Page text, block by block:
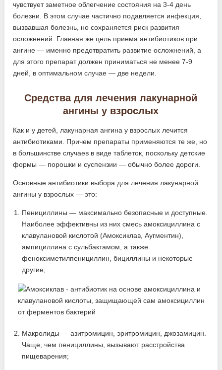
чувствует заметное облегчение состояния на 3-4 день
болезни. В этом случае частично подавляется инфекция,
вызвавшая болезнь, но сохраняется риск развития
осложнений. Главная же цель приема антибиотиков при
ангине — именно предотвратить развитие осложнений, а
для этого препарат должен приниматься не менее 7-9
дней, в оптимальном случае — две недели.
Средства для лечения лакунарной
ангины у взрослых
Как и у детей, лакунарная ангина у взрослых лечится
антибиотиками. Причем препараты применяются те же, но
в большинстве случаев в виде таблеток, поскольку детские
формы — порошки и суспензии — обычно более дороги.
Основные антибиотики выбора для лечения лакунарной
ангины у взрослых — это:
Пенициллины — максимально безопасные и доступные.
Наиболее эффективны из них смесь амоксициллина с
клавулановой кислотой (Амоксиклав, Аугментин),
ампициллина с сульбактамом, а также
феноксиметилпенициллин, бициллины и некоторые
другие;
Макролиды — азитромицин, эритромицин, джозамицин.
Чаще, чем пенициллины, вызывают расстройства
пищеварения;